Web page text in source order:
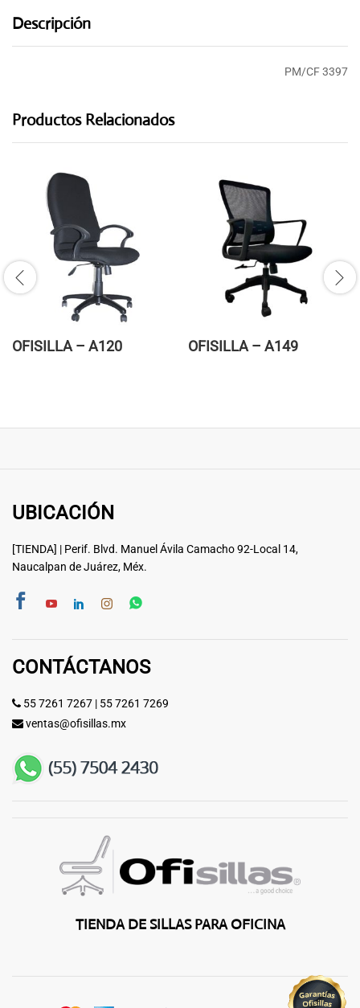
Descripción
PM/CF 3397
Productos Relacionados
OFISILLA – A120 OFISILLA – A149
UBICACIÓN
[TIENDA] | Perif. Blvd. Manuel Ávila Camacho 92-Local 14,
Naucalpan de Juárez, Méx.
CONTÁCTANOS
55 7261 7267 | 55 7261 7269
ventas@ofisillas.mx
TIENDA DE SILLAS PARA OFICINA